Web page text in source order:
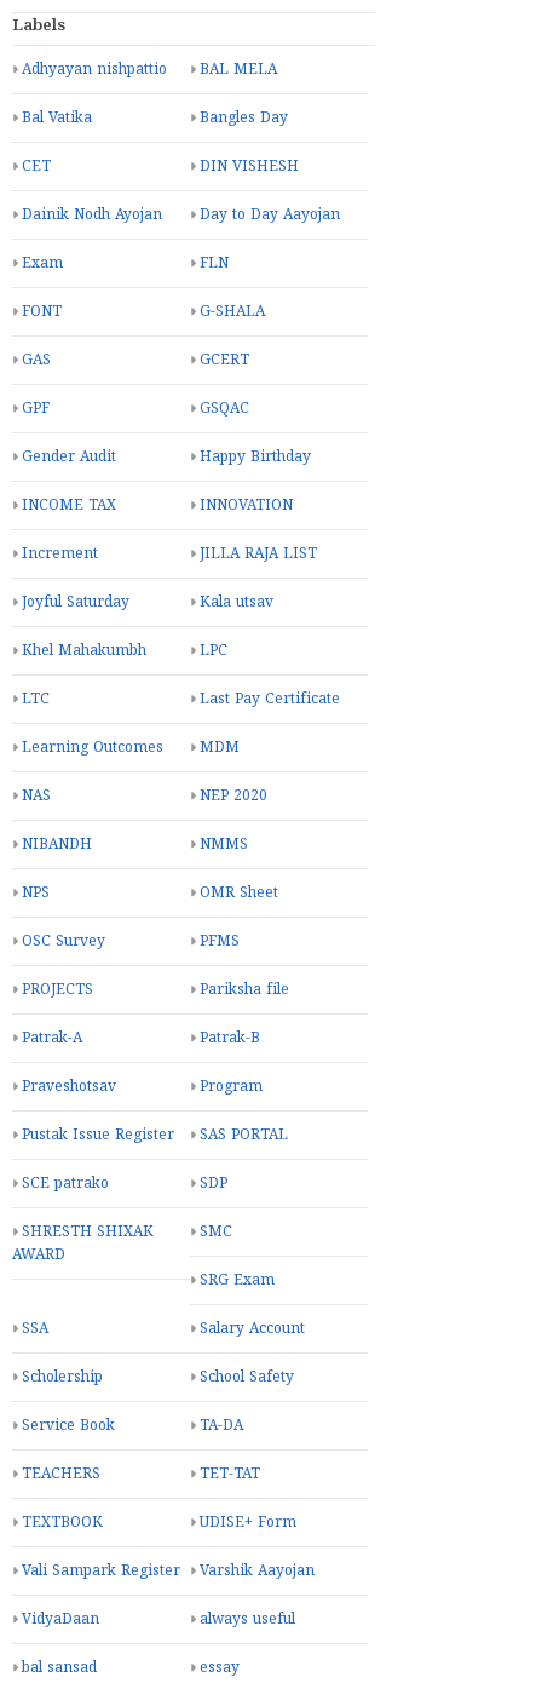
Labels
Adhyayan nishpattio BAL MELA
Bal Vatika Bangles Day
CET DIN VISHESH
Dainik Nodh Ayojan Day to Day Aayojan
Exam FLN
FONT G-SHALA
GAS GCERT
GPF GSQAC
Gender Audit Happy Birthday
INCOME TAX INNOVATION
Increment JILLA RAJA LIST
Joyful Saturday Kala utsav
Khel Mahakumbh LPC
LTC Last Pay Certificate
Learning Outcomes MDM
NAS NEP 2020
NIBANDH NMMS
NPS OMR Sheet
OSC Survey PFMS
PROJECTS Pariksha file
Patrak-A Patrak-B
Praveshotsav Program
Pustak Issue Register SAS PORTAL
SCE patrako SDP
SHRESTH SHIXAK
AWARD
SMC
SRG Exam
SSA Salary Account
Scholership School Safety
Service Book TA-DA
TEACHERS TET-TAT
TEXTBOOK UDISE+ Form
Vali Sampark Register Varshik Aayojan
VidyaDaan always useful
bal sansad essay